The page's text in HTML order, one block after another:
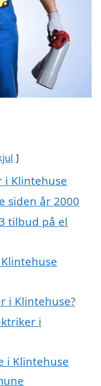
i Klintehuse
siden år 2000
tilbud på el
i Klintehuse?
i
i Klintehuse